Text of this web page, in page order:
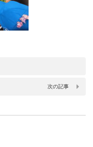
次の記事